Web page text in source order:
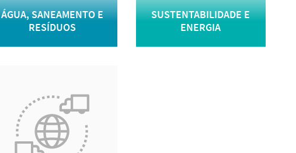
ÁGUA, SANEAMENTO E
RESÍDUOS
SUSTENTABILIDADE E
ENERGIA